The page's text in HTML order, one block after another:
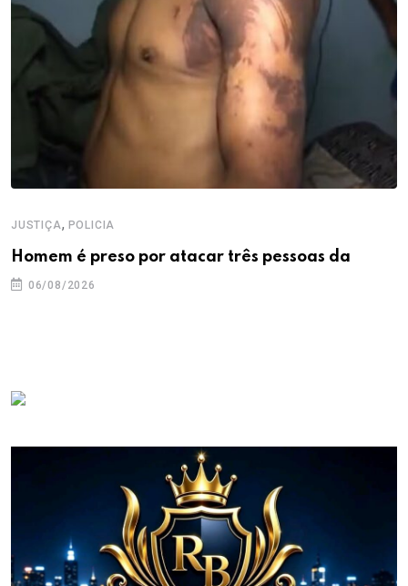
JUSTIÇA, POLICIA
Homem é preso por atacar três pessoas da
06/08/2026